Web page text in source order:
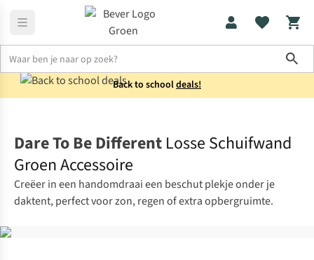
Back to schooldeals!
Dare To Be Different Losse Schuifwand
Groen Accessoire
Creëer in een handomdraai een beschut plekje onder je
daktent, perfect voor zon, regen of extra opbergruimte.